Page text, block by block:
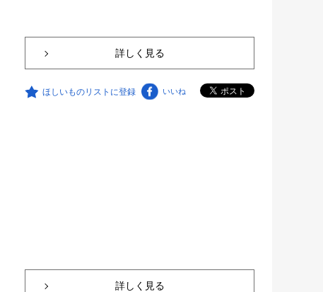
詳しく見る
ほしいものリストに登録 いいね
詳しく見る